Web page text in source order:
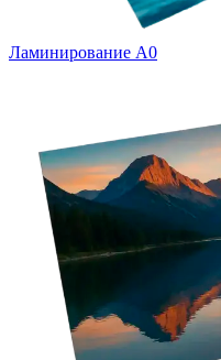
Ламинирование А0